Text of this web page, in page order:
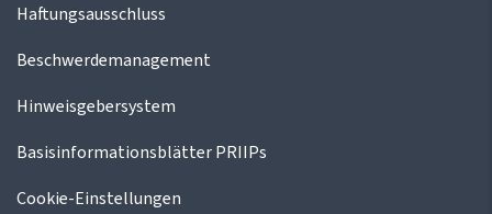
Haftungsausschluss
Beschwerdemanagement
Hinweisgebersystem
Basisinformationsblätter PRIIPs
Cookie-Einstellungen